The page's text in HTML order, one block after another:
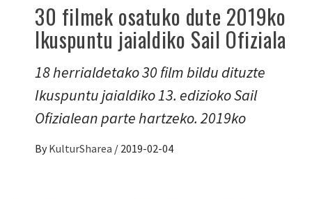
30 filmek osatuko dute 2019ko
Ikuspuntu jaialdiko Sail Ofiziala
18 herrialdetako 30 film bildu dituzte
Ikuspuntu jaialdiko 13. edizioko Sail
Ofizialean parte hartzeko. 2019ko
By KulturSharea / 2019-02-04